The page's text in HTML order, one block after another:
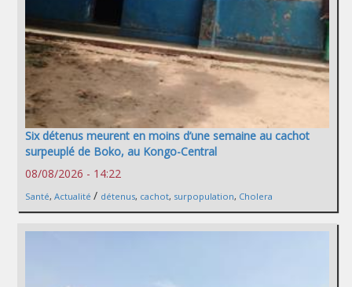
Six détenus meurent en moins d’une semaine au cachot
surpeuplé de Boko, au Kongo-Central
08/08/2026 - 14:22
Santé, Actualité / détenus, cachot, surpopulation, Cholera